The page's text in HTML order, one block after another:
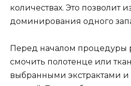
количествах. Это позволит
доминирования одного
Перед началом процедуры
смочить полотенце или
выбранными экстрактами и